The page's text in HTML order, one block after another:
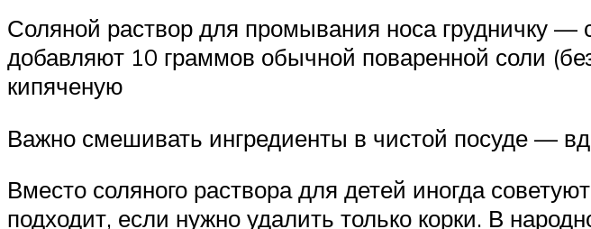
Соляной раствор для промывания носа грудничку
добавляют 10 граммов обычной поваренной соли
кипяченую
Важно смешивать ингредиенты в чистой посуде —
Вместо соляного раствора для детей иногда
подходит, если нужно удалить только корки. В